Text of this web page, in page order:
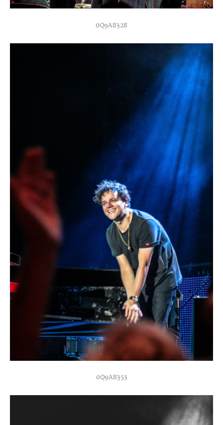
0Q9A8328
0Q9A8353